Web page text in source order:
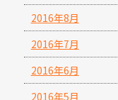
2016年8月
2016年7月
2016年6月
2016年5月